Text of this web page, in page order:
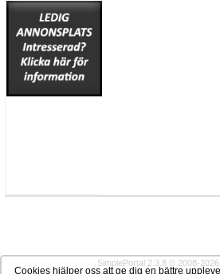
SimplePortal 2.3.8 © 2008-
Cookies hjälper oss att ge dig en bättre